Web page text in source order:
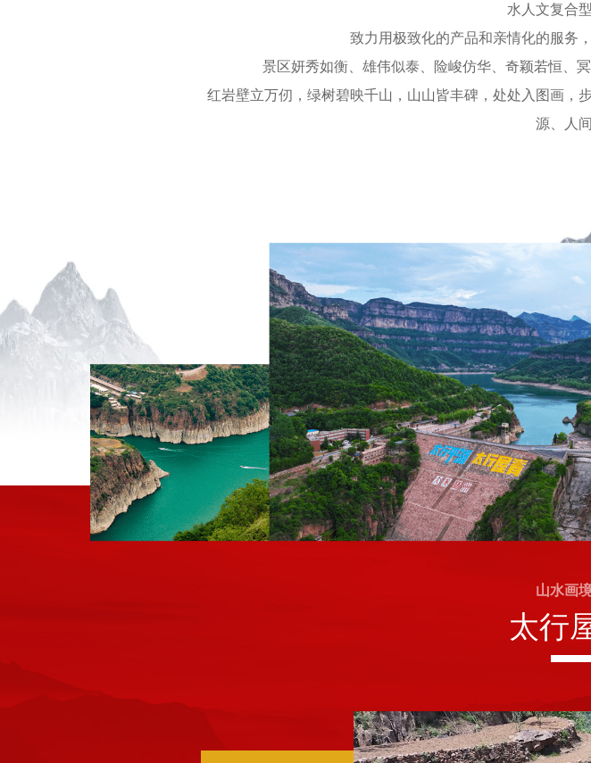
水人文复合
致力用极致化的产品和亲情化的服务
景区妍秀如衡、雄伟似泰、险峻仿华、奇颖若恒、
红岩壁立万仞，绿树碧映千山，山山皆丰碑，处处入图画，
源、人
山水画
太行